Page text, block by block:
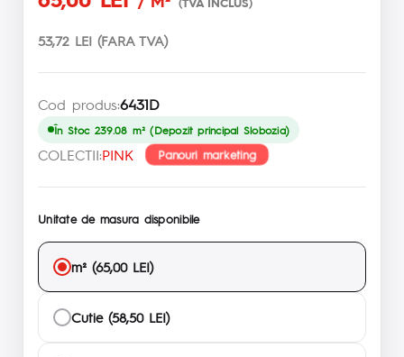
53,72 LEI (FARA TVA)
Cod produs:6431D
În Stoc 239.08 m² (Depozit principal Slobozia)
COLECTII:PINK Panouri marketing
Unitate de masura disponibile
m² (65,00 LEI)
Cutie (58,50 LEI)